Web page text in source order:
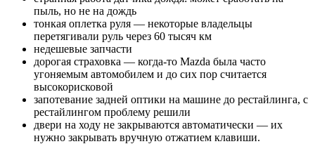
пыль, но не на дождь
тонкая оплетка руля — некоторые владельцы
перетягивали руль через 60 тысяч км
недешевые запчасти
дорогая страховка — когда-то Mazda была часто
угоняемым автомобилем и до сих пор считается
высокорисковой
запотевание задней оптики на машине до рестайлинга, с
рестайлингом проблему решили
двери на ходу не закрываются автоматически — их
нужно закрывать вручную отжатием клавиши.